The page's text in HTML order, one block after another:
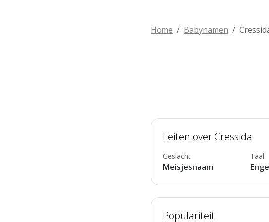
Home Babynamen
Feiten over Cressida
Geslacht
Meisjesnaam
Taal
Populariteit